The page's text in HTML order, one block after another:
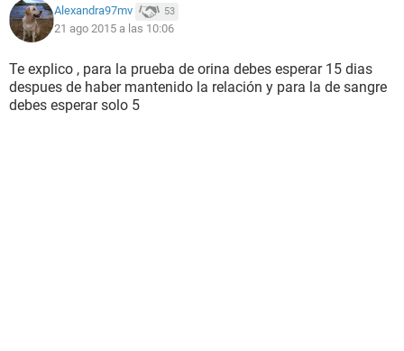
Alexandra97mv 53
21 ago 2015 a las 10:06
Te explico , para la prueba de orina debes esperar 15 dias
despues de haber mantenido la relación y para la de sangre
debes esperar solo 5